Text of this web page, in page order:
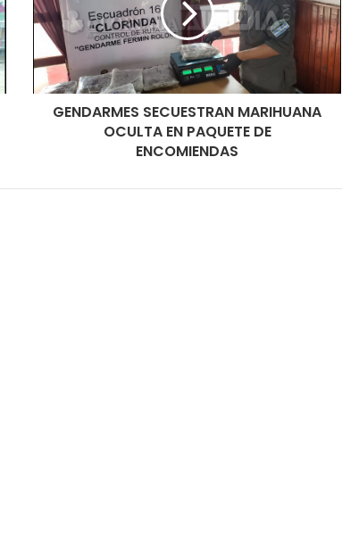
GENDARMES SECUESTRAN MARIHUANA
OCULTA EN PAQUETE DE
ENCOMIENDAS